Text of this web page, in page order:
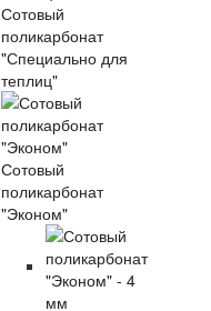
Сотовый
поликарбонат
"Специально для
теплиц"
Сотовый
поликарбонат
"Эконом"